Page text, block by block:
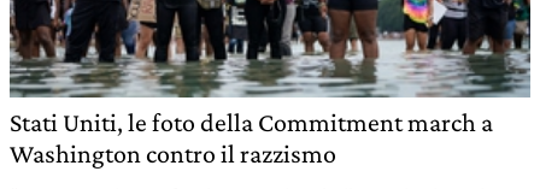
Stati Uniti, le foto della Commitment march a
Washington contro il razzismo